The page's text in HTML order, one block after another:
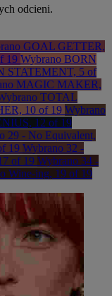
odcieni.
GOAL GETTER,
19 Wybrano BORN
STATEMENT, 5 of
MAGIC MAKER,
TOTAL
10 of 19 Wybrano
12 of 19
29 - No Equivalent,
19 Wybrano 32 -
of 19 Wybrano 34 -
Wine-ing, 19 of 19